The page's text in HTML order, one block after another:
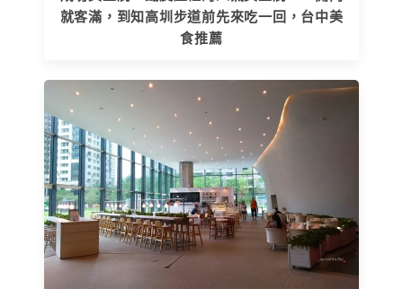
就客滿，到知高圳步道前先來吃一回，台中美
食推薦